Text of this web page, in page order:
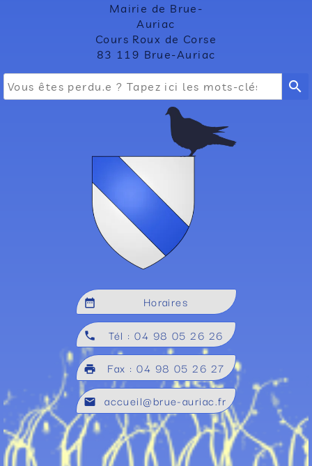
Mairie de Brue-
Auriac
Cours Roux de Corse
83 119 Brue-Auriac
search
date_range Horaires
local_phone Tél : 04 98 05 26 26
local_printshop Fax : 04 98 05 26 27
mail accueil@brue-auriac.fr